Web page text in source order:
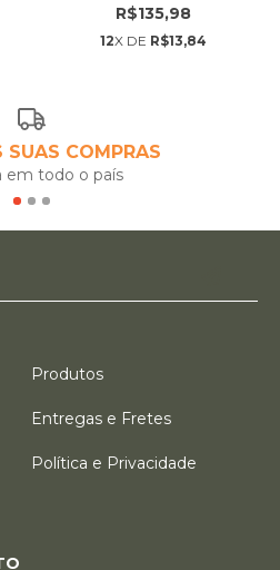
R$135,98
12X DE R$13,84
SUAS COMPRAS
em todo o país
Produtos
Entregas e Fretes
Política e Privacidade